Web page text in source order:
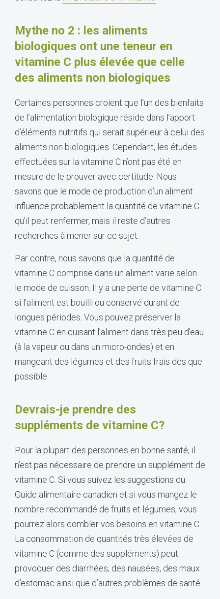
Mythe no 2 : les aliments
biologiques ont une teneur en
vitamine C plus élevée que celle
des aliments non biologiques
Certaines personnes croient que l’un des bienfaits
de l’alimentation biologique réside dans l’apport
d’éléments nutritifs qui serait supérieur à celui des
aliments non biologiques. Cependant, les études
effectuées sur la vitamine C n’ont pas été en
mesure de le prouver avec certitude. Nous
savons que le mode de production d’un aliment
influence probablement la quantité de vitamine C
qu’il peut renfermer, mais il reste d’autres
recherches à mener sur ce sujet.
Par contre, nous savons que la quantité de
vitamine C comprise dans un aliment varie selon
le mode de cuisson. Il y a une perte de vitamine C
si l’aliment est bouilli ou conservé durant de
longues périodes. Vous pouvez préserver la
vitamine C en cuisant l’aliment dans très peu d’eau
(à la vapeur ou dans un micro-ondes) et en
mangeant des légumes et des fruits frais dès que
possible.
Devrais-je prendre des
suppléments de vitamine C?
Pour la plupart des personnes en bonne santé, il
n’est pas nécessaire de prendre un supplément de
vitamine C. Si vous suivez les suggestions du
Guide alimentaire canadien et si vous mangez le
nombre recommandé de fruits et légumes, vous
pourrez alors combler vos besoins en vitamine C.
La consommation de quantités très élevées de
vitamine C (comme des suppléments) peut
provoquer des diarrhées, des nausées, des maux
d’estomac ainsi que d’autres problèmes de santé.